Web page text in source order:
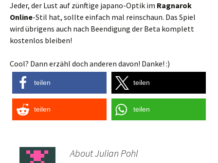
Jeder, der Lust auf zünftige japano-Optik im Ragnarok
Online-Stil hat, sollte einfach mal reinschaun. Das Spiel
wird übrigens auch nach Beendigung der Beta komplett
kostenlos bleiben!
Cool? Dann erzähl doch anderen davon! Danke! :)
teilen teilen
teilen teilen
About Julian Pohl